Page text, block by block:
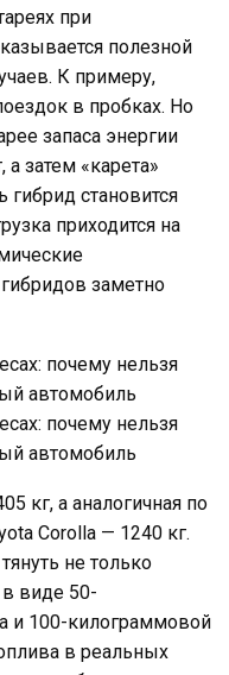
при
полезной
К примеру,
в пробках. Но
запаса энергии
затем «карета»
гибрид становится
приходится на
заметно
кг, а аналогичная по
Corolla — 1240 кг.
не только
виде 50-
и 100-килограммовой
в реальных